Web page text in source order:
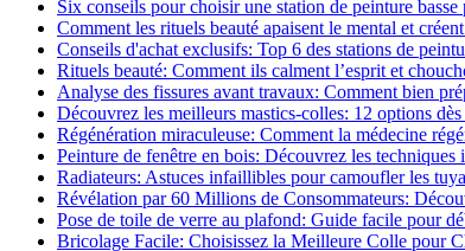
Six conseils pour choisir une station de peinture basse
Comment les rituels beauté apaisent le mental et
Conseils d'achat exclusifs: Top 6 des stations de
Rituels beauté: Comment ils calment l’esprit et
Analyse des fissures avant travaux: Comment bien
Découvrez les meilleurs mastics-colles: 12 options
Régénération miraculeuse: Comment la médecine
Peinture de fenêtre en bois: Découvrez les
Radiateurs: Astuces infaillibles pour camoufler les
Révélation par 60 Millions de Consommateurs:
Pose de toile de verre au plafond: Guide facile pour
Bricolage Facile: Choisissez la Meilleure Colle pour